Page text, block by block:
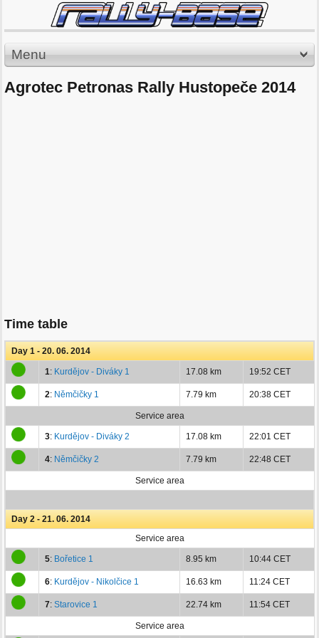
Menu
Agrotec Petronas Rally Hustopeče 2014
Time table
Day 1 - 20. 06. 2014
1: Kurdějov - Diváky 1 17.08 km 19:52 CET
2: Němčičky 1 7.79 km 20:38 CET
Service area
3: Kurdějov - Diváky 2 17.08 km 22:01 CET
4: Němčičky 2 7.79 km 22:48 CET
Service area
Day 2 - 21. 06. 2014
Service area
5: Bořetice 1 8.95 km 10:44 CET
6: Kurdějov - Nikolčice 1 16.63 km 11:24 CET
7: Starovice 1 22.74 km 11:54 CET
Service area